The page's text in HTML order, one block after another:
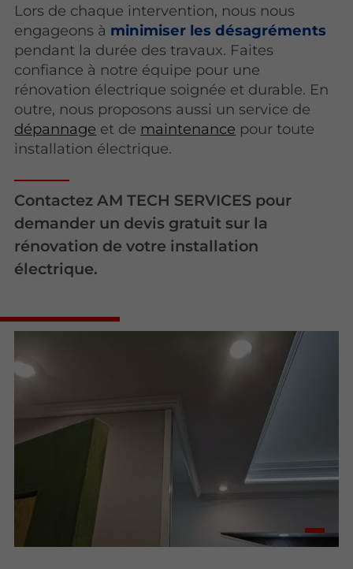
Lors de chaque intervention, nous nous
engageons à minimiser les désagréments
pendant la durée des travaux. Faites
confiance à notre équipe pour une
rénovation électrique soignée et durable. En
outre, nous proposons aussi un service de
dépannage et de maintenance pour toute
installation électrique.
Contactez AM TECH SERVICES pour
demander un devis gratuit sur la
rénovation de votre installation
électrique.